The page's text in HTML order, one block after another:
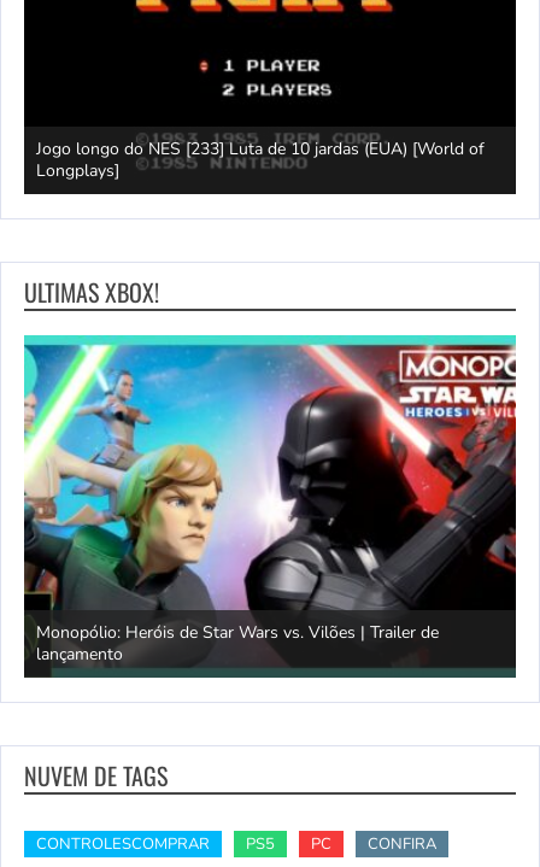
Jogo longo do NES [233] Luta de 10 jardas (EUA) [World of
Longplays]
ULTIMAS XBOX!
Monopólio: Heróis de Star Wars vs. Vilões | Trailer de
lançamento
NUVEM DE TAGS
CONTROLESCOMPRAR PS5 PC
CONFIRA